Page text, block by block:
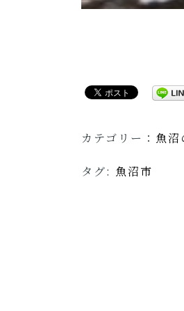
カテゴリー： 魚
タグ: 魚沼市